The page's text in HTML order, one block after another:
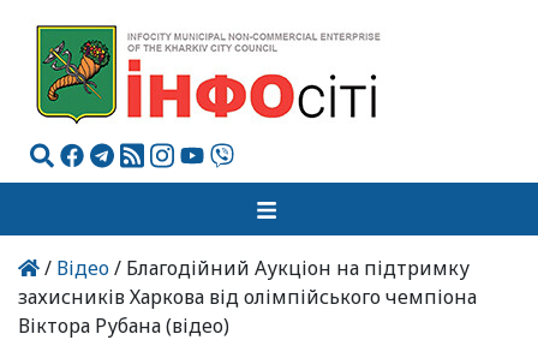
/ Відео/ Благодійний Аукціон на підтримку
захисників Харкова від олімпійського чемпіона
Віктора Рубана (відео)